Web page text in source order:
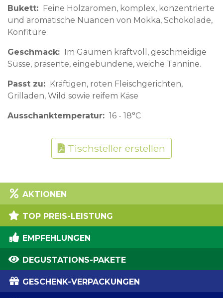
Bukett
Feine Holzaromen, komplex, konzentrierte
und aromatische Nuancen von Mokka, Schokolade,
Konfitüre.
Geschmack
Im Gaumen kraftvoll, geschmeidige
Süsse, präsente, eingebundene, weiche Tannine.
Passt zu
Kräftigen, roten Fleischgerichten,
Grilladen, Wild sowie reifem Käse
Ausschanktemperatur 16 - 18°C
Tischsteller erstellen
AKTIONEN
TOP PREIS-LEISTUNG
EMPFEHLUNGEN
DEGUSTATIONS-PAKETE
GESCHENK-VERPACKUNGEN